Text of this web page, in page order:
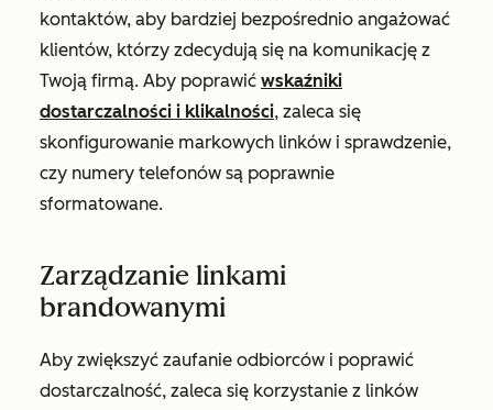
kontaktów, aby bardziej bezpośrednio angażować
klientów, którzy zdecydują się na komunikację z
Twoją firmą. Aby poprawić wskaźniki
dostarczalności i klikalności, zaleca się
skonfigurowanie markowych linków i sprawdzenie,
czy numery telefonów są poprawnie
sformatowane.
Zarządzanie linkami
brandowanymi
Aby zwiększyć zaufanie odbiorców i poprawić
dostarczalność, zaleca się korzystanie z linków